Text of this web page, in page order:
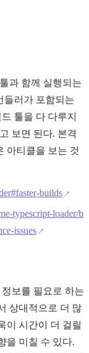
과 함께 실행되는
들러가 포함되는
툴을 다 다루지
보면 된다. 본격
아티클을 보는 것
builds
typescript-loader/b
issues
보를 필요로 하는
상대적으로 더 많
이 시간이 더 걸릴
을 미칠 수 있다.